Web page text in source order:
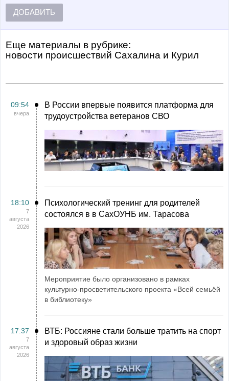
ДОБАВИТЬ
Еще материалы в рубрике:
Новости происшествий Сахалина и Курил
09:54
вчера
В России впервые появится платформа для
трудоустройства ветеранов СВО
18:10
7
августа
2026
Психологический тренинг для родителей
состоялся в в СахОУНБ им. Тарасова
Мероприятие было организовано в рамках
культурно-просветительского проекта «Всей семьёй
в библиотеку»
17:37
7
августа
2026
ВТБ: Россияне стали больше тратить на спорт
и здоровый образ жизни